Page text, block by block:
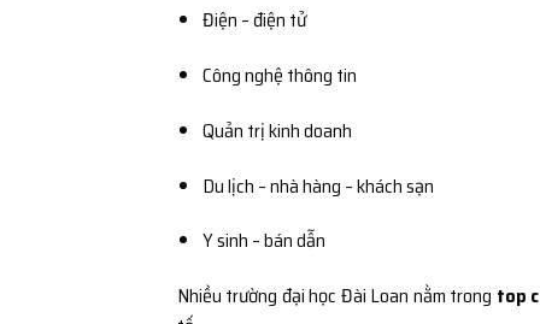
Điện – điện tử
Công nghệ thông tin
Quản trị kinh doanh
Du lịch – nhà hàng – khách sạn
Y sinh – bán dẫn
Nhiều trường đại học Đài Loan nằm trong top